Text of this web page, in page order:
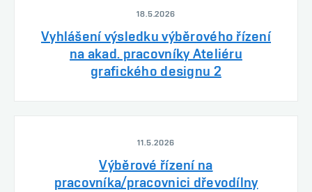
18.5.2026
Vyhlášení výsledku výběrového řízení
na akad. pracovníky Ateliéru
grafického designu 2
11.5.2026
Výběrové řízení na
pracovníka/pracovnici dřevodílny